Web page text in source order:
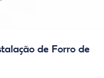
de Forro de